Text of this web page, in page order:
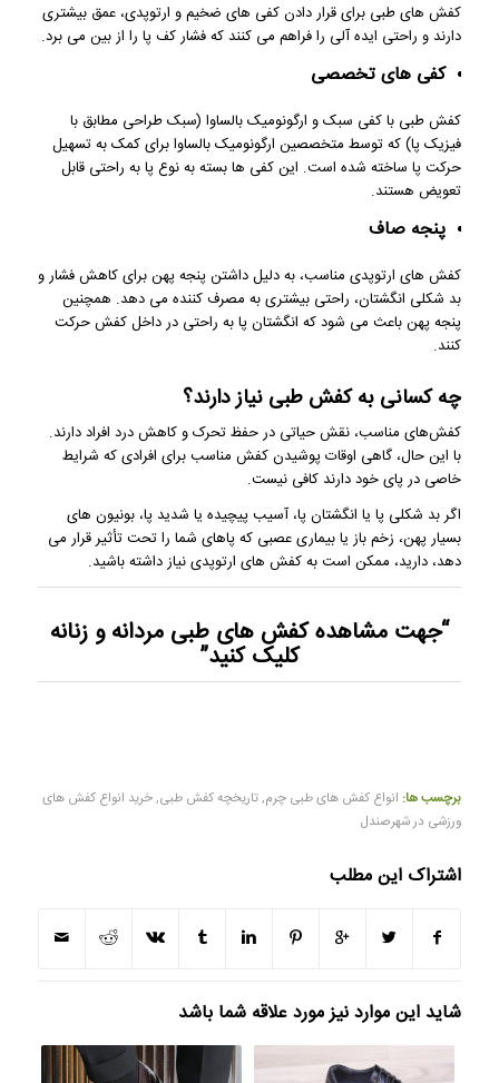
کفش های طبی برای قرار دادن کفی های ضخیم و ارتوپدی، عمق بیشتری
دارند و راحتی ایده آلی را فراهم می کنند که فشار کف پا را از بین می برد.
کفی های تخصصی
کفش طبی با کفی سبک و ارگونومیک بالساوا (سبک طراحی مطابق با
فیزیک پا) که توسط متخصصین ارگونومیک بالساوا برای کمک به تسهیل
حرکت پا ساخته شده است. این کفی ها بسته به نوع پا به راحتی قابل
تعویض هستند.
پنجه صاف
کفش های ارتوپدی مناسب، به دلیل داشتن پنجه پهن برای کاهش فشار و
بد شکلی انگشتان، راحتی بیشتری به مصرف کننده می دهد. همچنین
پنجه پهن باعث می شود که انگشتان پا به راحتی در داخل کفش حرکت
کنند.
چه کسانی به کفش طبی نیاز دارند؟
کفش‌های مناسب، نقش حیاتی در حفظ تحرک و کاهش درد افراد دارند.
با این حال، گاهی اوقات پوشیدن کفش مناسب برای افرادی که شرایط
خاصی در پای خود دارند کافی نیست.
اگر بد شکلی پا یا انگشتان پا، آسیب پیچیده یا شدید پا، بونیون های
بسیار پهن، زخم باز یا بیماری عصبی که پاهای شما را تحت تأثیر قرار می
دهد، دارید، ممکن است به کفش های ارتوپدی نیاز داشته باشید.
“جهت مشاهدهکفش های طبی مردانه و زنانه
کلیک کنید”
برچسب ها: انواع کفش های طبی چرم,تاریخچه کفش طبی,خرید انواع کفش های
ورزشی در شهرصندل
اشتراک این مطلب
شاید این موارد نیز مورد علاقه شما باشد